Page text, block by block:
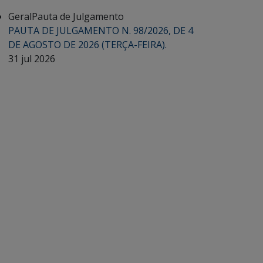
GeralPauta de Julgamento
PAUTA DE JULGAMENTO N. 98/2026, DE 4
DE AGOSTO DE 2026 (TERÇA-FEIRA).
31 jul 2026